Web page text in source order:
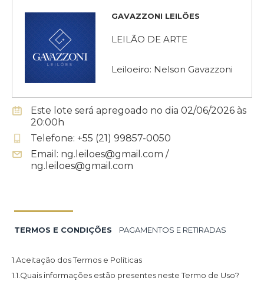
GAVAZZONI LEILÕES
LEILÃO DE ARTE
Leiloeiro: Nelson Gavazzoni
Este lote será apregoado no dia 02/06/2026 às
20:00h
Telefone: +55 (21) 99857-0050
Email: ng.leiloes@gmail.com /
ng.leiloes@gmail.com
TERMOS E CONDIÇÕES PAGAMENTOS E RETIRADAS
1.Aceitação dos Termos e Políticas
1.1.Quais informações estão presentes neste Termo de Uso?